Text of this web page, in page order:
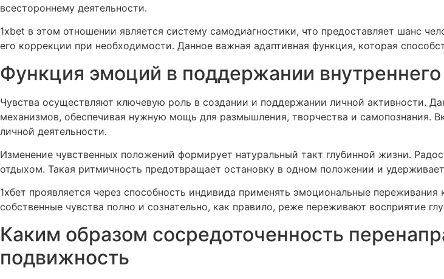
всестороннему деятельности.
1xbet в этом отношении является систему самодиагностики, что предоставляет шанс
его коррекции при необходимости. Данное важная адаптивная функция, которая
Функция эмоций в поддержании
Чувства осуществляют ключевую роль в создании и поддержании личной активности.
механизмов, обеспечивая нужную мощь для размышления, творчества и самопознания.
личной деятельности.
Изменение чувственных положений формирует натуральный такт глубинной жизни.
отдыхом. Такая ритмичность предотвращает остановку в одном положении и
1хбет проявляется через способность индивида применять эмоциональные
собственные чувства полно и сознательно, как правило, реже переживают восприятие
Каким образом сосредоточенность
подвижность